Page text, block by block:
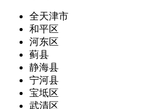
全天津市
和平区
河东区
蓟县
静海县
宁河县
宝坻区
武清区